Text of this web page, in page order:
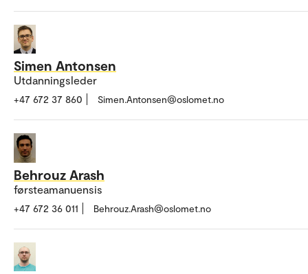
Simen Antonsen
Utdanningsleder
+47 672 37 860 Simen.Antonsen@oslomet.no
Behrouz Arash
førsteamanuensis
+47 672 36 011 Behrouz.Arash@oslomet.no